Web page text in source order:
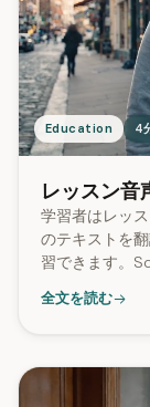
Education 4
レッスン音
学習者はレッ
のテキストを
習できます。
あり、話し言
供しています。
全文を読む